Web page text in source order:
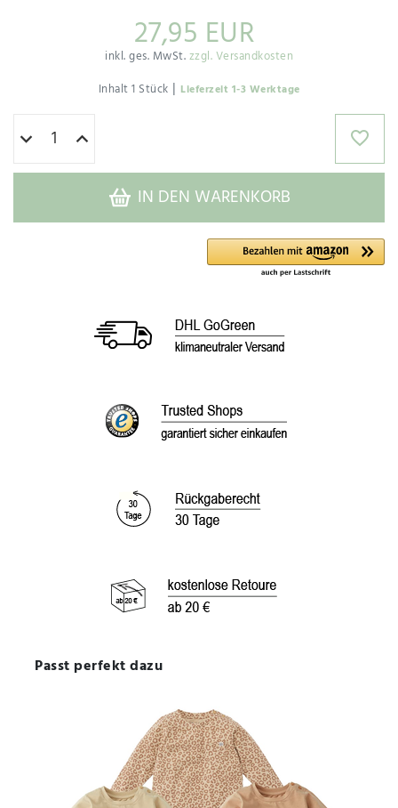
27,95 EUR
inkl. ges. MwSt.zzgl. Versandkosten
Inhalt1 Stück | Lieferzeit 1-3 Werktage
IN DEN WARENKORB
Passt perfekt dazu